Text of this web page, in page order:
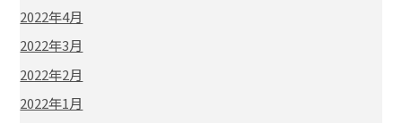
2022年4月
2022年3月
2022年2月
2022年1月